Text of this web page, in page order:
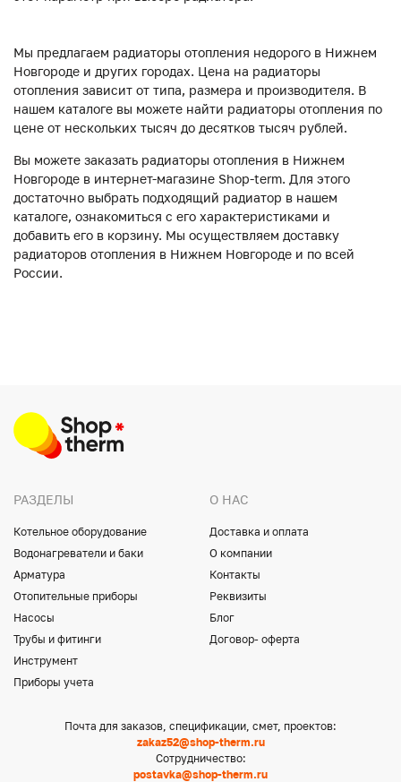
Мы предлагаем радиаторы отопления недорого в Нижнем
Новгороде и других городах. Цена на радиаторы
отопления зависит от типа, размера и производителя. В
нашем каталоге вы можете найти радиаторы отопления по
цене от нескольких тысяч до десятков тысяч рублей.
Вы можете заказать радиаторы отопления в Нижнем
Новгороде в интернет-магазине Shop-term. Для этого
достаточно выбрать подходящий радиатор в нашем
каталоге, ознакомиться с его характеристиками и
добавить его в корзину. Мы осуществляем доставку
радиаторов отопления в Нижнем Новгороде и по всей
России.
РАЗДЕЛЫ
Котельное оборудование
Водонагреватели и баки
Арматура
Отопительные приборы
Насосы
Трубы и фитинги
Инструмент
Приборы учета
О НАС
Доставка и оплата
О компании
Контакты
Реквизиты
Блог
Договор- оферта
Почта для заказов, спецификации, смет, проектов:
zakaz52@shop-therm.ru
Сотрудничество:
postavka@shop-therm.ru